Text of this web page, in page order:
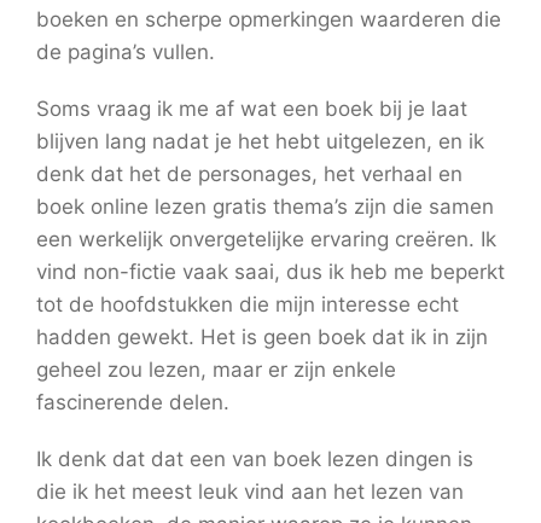
boeken en scherpe opmerkingen waarderen die
de pagina’s vullen.
Soms vraag ik me af wat een boek bij je laat
blijven lang nadat je het hebt uitgelezen, en ik
denk dat het de personages, het verhaal en
boek online lezen gratis thema’s zijn die samen
een werkelijk onvergetelijke ervaring creëren. Ik
vind non-fictie vaak saai, dus ik heb me beperkt
tot de hoofdstukken die mijn interesse echt
hadden gewekt. Het is geen boek dat ik in zijn
geheel zou lezen, maar er zijn enkele
fascinerende delen.
Ik denk dat dat een van boek lezen dingen is
die ik het meest leuk vind aan het lezen van